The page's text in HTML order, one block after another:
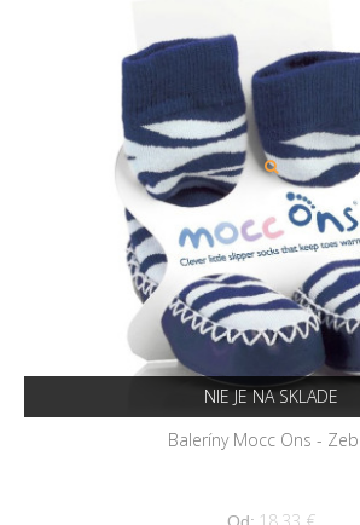
NIE JE NA SKLADE
Baleríny Mocc Ons -